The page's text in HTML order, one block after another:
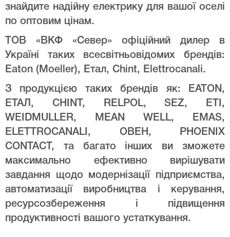
знайдите надійну електрику для вашої оселі
по оптовим цінам.
ТОВ «ВКФ «Север» офіційний дилер в
Україні таких всесвітньовідомих брендів:
Eaton (Moeller), Етал, Chint, Elettrocanali.
З продукцією таких брендів як: EATON,
ЕТАЛ, CHINT, RELPOL, SEZ, ETI,
WEIDMULLER, MEAN WELL, EMAS,
ELETTROCANALI, ОВЕН, PHOENIX
CONTACT, та багато інших ви зможете
максимально ефективно вирішувати
завдання щодо модернізації підприємства,
автоматизації виробництва і керування,
ресурсозбереження і підвищення
продуктивності вашого устаткування.